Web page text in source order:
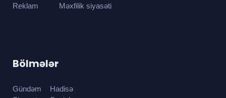
Reklam
Məxfilik siyasəti
Bölmələr
Gündəm
Hadisə